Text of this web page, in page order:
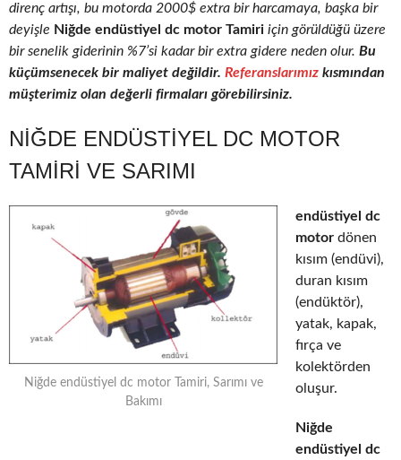
direnç artışı, bu motorda 2000$ extra bir harcamaya, başka bir
deyişle Niğde endüstiyel dc motor Tamiri için görüldüğü üzere
bir senelik giderinin %7’si kadar bir extra gidere neden olur. Bu
küçümsenecek bir maliyet değildir. Referanslarımız kısmından
müşterimiz olan değerli firmaları görebilirsiniz.
NIĞDE ENDÜSTIYEL DC MOTOR
TAMIRI VE SARIMI
Niğde endüstiyel dc motor Tamiri, Sarımı ve
Bakımı
endüstiyel dc
motor dönen
kısım (endüvi),
duran kısım
(endüktör),
yatak, kapak,
fırça ve
kolektörden
oluşur.
Niğde
endüstiyel dc